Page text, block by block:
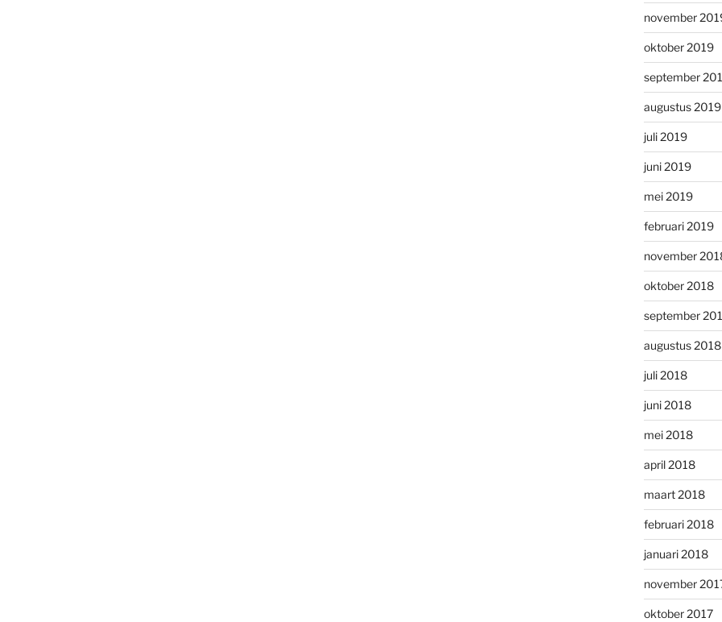
november
oktober 2019
september
augustus 2019
juli 2019
juni 2019
mei 2019
februari 2019
november
oktober 2018
september
augustus 2018
juli 2018
juni 2018
mei 2018
april 2018
maart 2018
februari 2018
januari 2018
november
oktober 2017